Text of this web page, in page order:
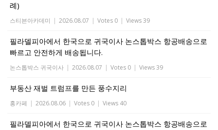
례)
스티븐아카데미 | 2026.08.07 | Votes 0 | Views 39
필라델피아에서 한국으로 귀국이사 논스톱박스 항공배송으로
빠르고 안전하게 배송됩니다.
논스톱박스 귀국이사 | 2026.08.07 | Votes 0 | Views 39
부동산 재벌 트럼프를 만든 풍수지리
홍카페 | 2026.08.06 | Votes 0 | Views 40
필라델피아에서 한국으로 귀국이사 논스톱박스 항공배송으로